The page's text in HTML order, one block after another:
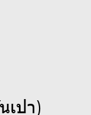
เปา)